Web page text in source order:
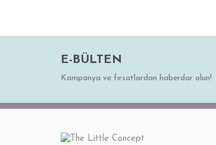
Ürün açıklamasında eksik bilgiler bulunuyor.
Ürün bilgilerinde hatalar bulunuyor.
E-BÜLTEN
Kampanya ve fırsatlardan haberdar olun!